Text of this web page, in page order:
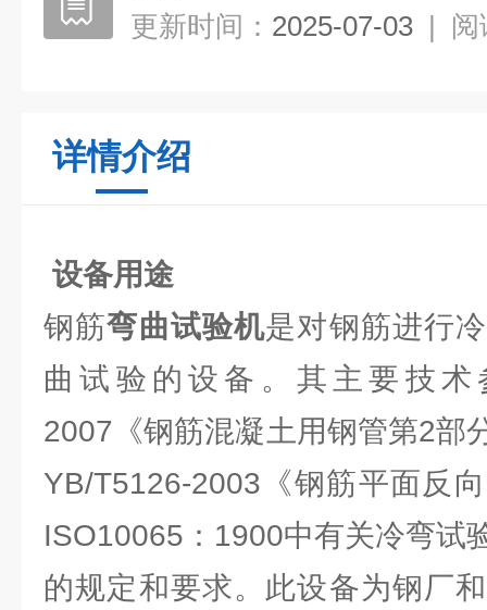
更新时间： 2025-07-03 | 阅
详情介绍
设备用途
钢筋弯曲试验机是对钢筋进行
曲试验的设备。其主要技术
2007《钢筋混凝土用钢管第2部
YB/T5126-2003《钢筋平面反
ISO10065：1900中有关冷弯试
的规定和要求。此设备为钢厂